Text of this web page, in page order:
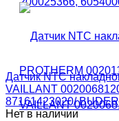
Датчик NTC
VAILLANT
87161423020/
Нет в наличии